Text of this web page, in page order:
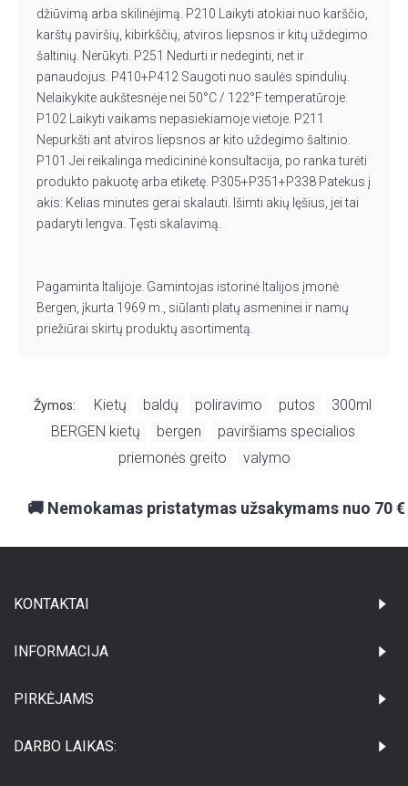
džiūvimą arba skilinėjimą. P210 Laikyti atokiai nuo karščio,
karštų paviršių, kibirkščių, atviros liepsnos ir kitų uždegimo
šaltinių. Nerūkyti. P251 Nedurti ir nedeginti, net ir
panaudojus. P410+P412 Saugoti nuo saulės spindulių.
Nelaikykite aukštesnėje nei 50°C / 122°F temperatūroje.
P102 Laikyti vaikams nepasiekiamoje vietoje. P211
Nepurkšti ant atviros liepsnos ar kito uždegimo šaltinio.
P101 Jei reikalinga medicininė konsultacija, po ranka turėti
produkto pakuotę arba etiketę. P305+P351+P338 Patekus į
akis: Kelias minutes gerai skalauti. Išimti akių lęšius, jei tai
padaryti lengva. Tęsti skalavimą.
Pagaminta Italijoje. Gamintojas istorinė Italijos įmonė
Bergen, įkurta 1969 m., siūlanti platų asmeninei ir namų
priežiūrai skirtų produktų asortimentą.
Žymos: Kietų baldų poliravimo putos 300ml
BERGEN kietų bergen paviršiams specialios
priemonės greito valymo
🚚 Nemokamas pristatymas užsakymams nuo 70 €
KONTAKTAI
INFORMACIJA
PIRKĖJAMS
DARBO LAIKAS: